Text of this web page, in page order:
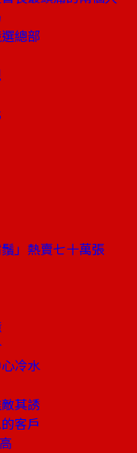
總部
」熱賣七十萬張
冷水
其誘
客戶